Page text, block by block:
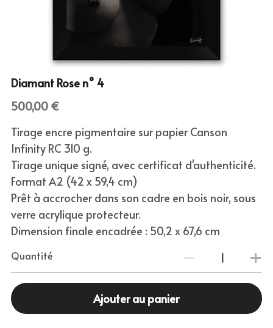
Wild
Bloom
Still
English
Diamant Rose n° 4
500,00 €
Tirage encre pigmentaire sur papier Canson
Infinity RC 310 g.
Tirage unique signé, avec certificat d'authenticité.
Format A2 (42 x 59,4 cm)
Prêt à accrocher dans son cadre en bois noir, sous
verre acrylique protecteur.
Dimension finale encadrée : 50,2 x 67,6 cm
Quantité
Ajouter au panier